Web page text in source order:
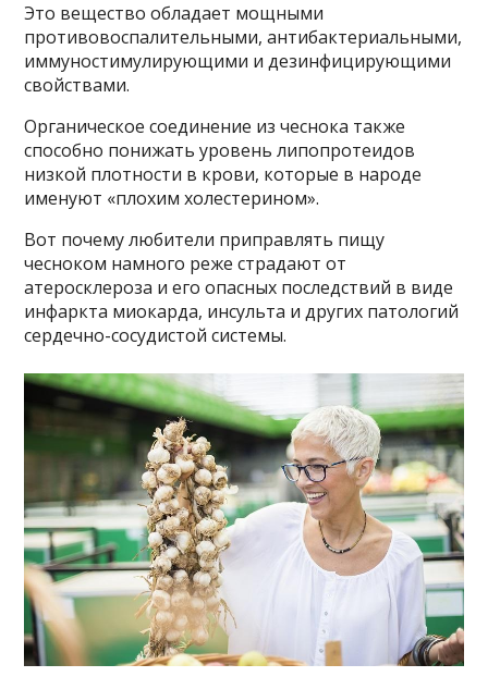
Это вещество обладает мощными
противовоспалительными, антибактериальными,
иммуностимулирующими и дезинфицирующими
свойствами.
Органическое соединение из чеснока также
способно понижать уровень липопротеидов
низкой плотности в крови, которые в народе
именуют «плохим холестерином».
Вот почему любители приправлять пищу
чесноком намного реже страдают от
атеросклероза и его опасных последствий в виде
инфаркта миокарда, инсульта и других патологий
сердечно-сосудистой системы.